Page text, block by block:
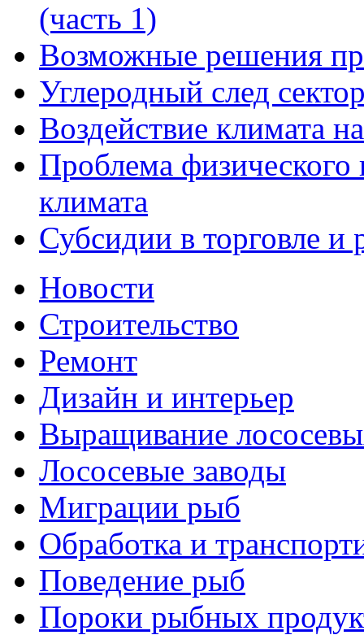
(часть 1)
Возможные решения
Углеродный след
Воздействие климата
Проблема физического
климата
Субсидии в торговле и
Новости
Строительство
Ремонт
Дизайн и интерьер
Выращивание
Лососевые заводы
Миграции рыб
Обработка и
Поведение рыб
Пороки рыбных